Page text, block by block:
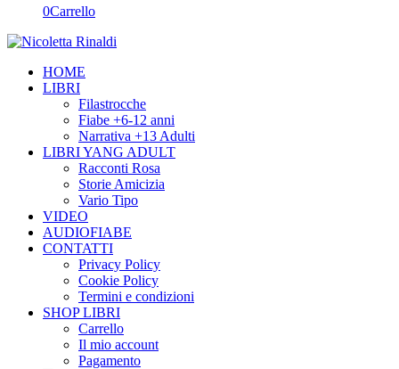
0Carrello
HOME
LIBRI
Filastrocche
Fiabe +6-12 anni
Narrativa +13 Adulti
LIBRI YANG ADULT
Racconti Rosa
Storie Amicizia
Vario Tipo
VIDEO
AUDIOFIABE
CONTATTI
Privacy Policy
Cookie Policy
Termini e condizioni
SHOP LIBRI
Carrello
Il mio account
Pagamento